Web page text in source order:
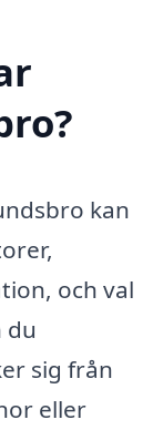
kan
och val
du
sig från
eller